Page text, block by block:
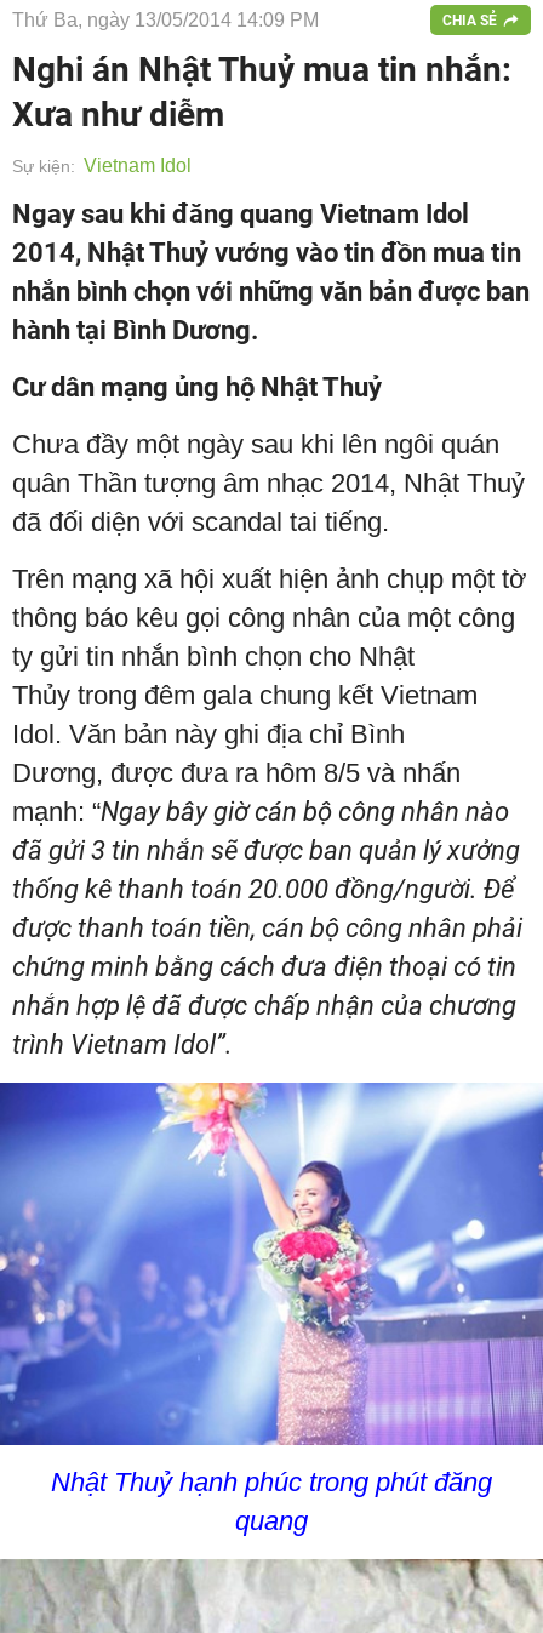
Thứ Ba, ngày 13/05/2014 14:09 PM CHIA SẺ
Nghi án Nhật Thuỷ mua tin nhắn:
Xưa như diễm
Sự kiện: Vietnam Idol
Ngay sau khi đăng quang Vietnam Idol
2014, Nhật Thuỷ vướng vào tin đồn mua tin
nhắn bình chọn với những văn bản được ban
hành tại Bình Dương.
Cư dân mạng ủng hộ Nhật Thuỷ
Chưa đầy một ngày sau khi lên ngôi quán
quân Thần tượng âm nhạc 2014, Nhật Thuỷ
đã đối diện với scandal tai tiếng.
Trên mạng xã hội xuất hiện ảnh chụp một tờ
thông báo kêu gọi công nhân của một công
ty gửi tin nhắn bình chọn cho Nhật
Thủy trong đêm gala chung kết Vietnam
Idol. Văn bản này ghi địa chỉ Bình
Dương, được đưa ra hôm 8/5 và nhấn
mạnh: “Ngay bây giờ cán bộ công nhân nào
đã gửi 3 tin nhắn sẽ được ban quản lý xưởng
thống kê thanh toán 20.000 đồng/người. Để
được thanh toán tiền, cán bộ công nhân phải
chứng minh bằng cách đưa điện thoại có tin
nhắn hợp lệ đã được chấp nhận của chương
trình Vietnam Idol”.
Nhật Thuỷ hạnh phúc trong phút đăng
quang